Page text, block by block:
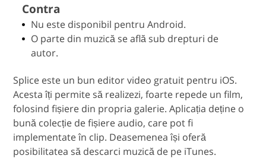
Contra
Nu este disponibil pentru Android.
O parte din muzică se află sub drepturi de
autor.
Splice este un bun editor video gratuit pentru iOS.
Acesta îți permite să realizezi, foarte repede un film,
folosind fișiere din propria galerie. Aplicația deține o
bună colecție de fișiere audio, care pot fi
implementate în clip. Deasemenea își oferă
posibilitatea să descarci muzică de pe iTunes.